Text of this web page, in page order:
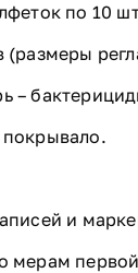
по 10
(размеры
–
покрывало.
и
мерам